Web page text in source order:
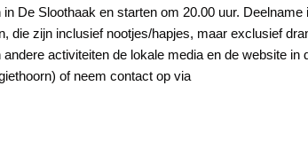
De Sloothaak en starten om 20.00 uur. Deelname
die zijn inclusief nootjes/hapjes, maar exclusief
activiteiten de lokale media en de website in
of neem contact op via